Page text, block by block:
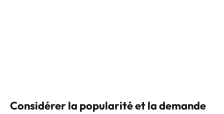
Considérer la popularité et la demande